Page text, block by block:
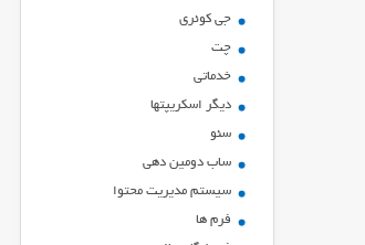
جی کوئری
چت
خدماتی
ديگر اسكريپتها
سئو
ساب دومین دهی
سیستم مدیریت محتوا
فرم ها